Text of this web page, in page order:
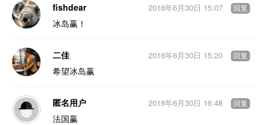
fishdear
冰岛赢！
2016年6月30日 15:07 回复
二佳
希望冰岛赢
2016年6月30日 15:20 回复
匿名用户
法国赢
2016年6月30日 16:48 回复